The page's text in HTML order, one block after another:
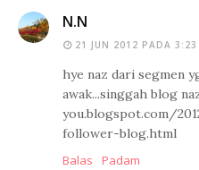
N.N
21 JUN 2012 PADA 3:23
hye naz dari segmen
awak...singgah blog
you.blogspot.com/
follower-blog.html
Balas
Padam